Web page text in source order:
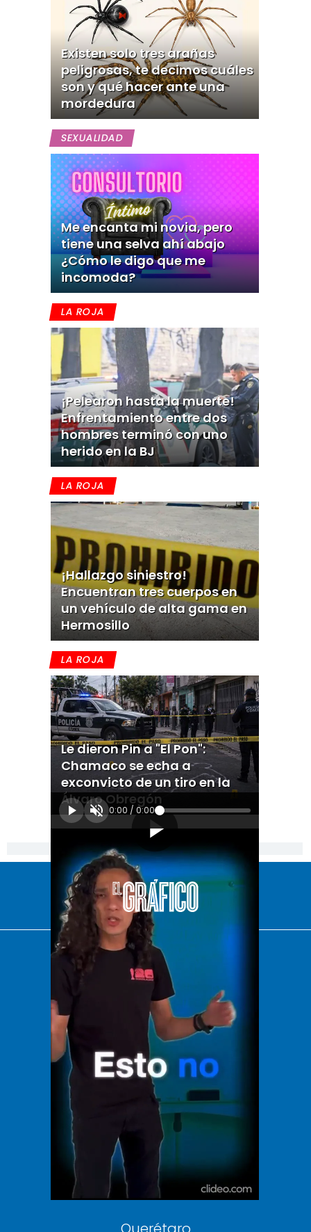
Existen solo tres arañas
peligrosas, te decimos cuáles
son y qué hacer ante una
mordedura
SEXUALIDAD
Me encanta mi novia, pero
tiene una selva ahí abajo
¿Cómo le digo que me
incomoda?
LA ROJA
¡Pelearon hasta la muerte!
Enfrentamiento entre dos
hombres terminó con uno
herido en la BJ
LA ROJA
¡Hallazgo siniestro!
Encuentran tres cuerpos en
un vehículo de alta gama en
Hermosillo
LA ROJA
Le dieron Pin a "El Pon":
Chamaco se echa a
exconvicto de un tiro en la
Álvaro Obregón
0:00 / 0:00
[Publicidad]
El Universal
Vive USA
Clase
De 10 sports
DeDinero
Confabulario
Aviso Oportuno
Consultas